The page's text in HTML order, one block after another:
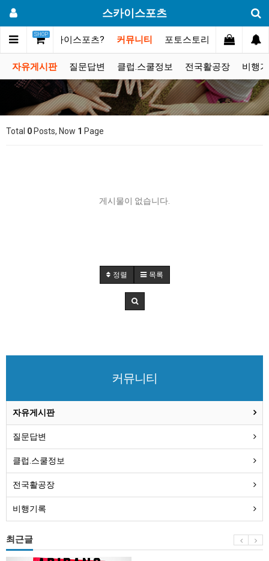
스카이스포츠
SHOP
메인 스카이스포츠? 커뮤니티 포토스토리 동영상갤러
자유게시판 질문답변 클럽.스쿨정보 전국활공장 비행
Total 0 Posts, Now 1 Page
게시물이 없습니다.
정렬 목록
커뮤니티
자유게시판
질문답변
클럽.스쿨정보
전국활공장
비행기록
최근글